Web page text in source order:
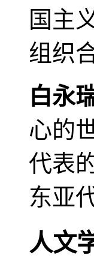
国主
组织
白永
心的
代表
东亚
人文